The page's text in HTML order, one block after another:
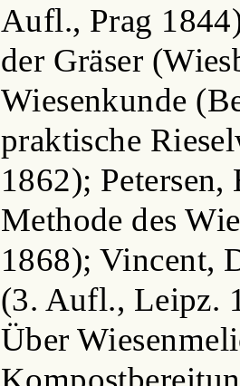
Aufl., Prag
der Gräser
Wiesenkunde
praktische
1862); Petersen,
Methode des
1868); Vincent,
(3. Aufl., Leipz.
Über